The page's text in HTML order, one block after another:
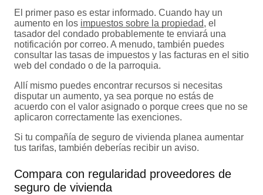
El primer paso es estar informado. Cuando hay un
aumento en los impuestos sobre la propiedad, el
tasador del condado probablemente te enviará una
notificación por correo. A menudo, también puedes
consultar las tasas de impuestos y las facturas en el sitio
web del condado o de la parroquia.
Allí mismo puedes encontrar recursos si necesitas
disputar un aumento, ya sea porque no estás de
acuerdo con el valor asignado o porque crees que no se
aplicaron correctamente las exenciones.
Si tu compañía de seguro de vivienda planea aumentar
tus tarifas, también deberías recibir un aviso.
Compara con regularidad proveedores de
seguro de vivienda